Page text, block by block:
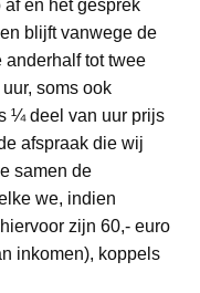
af en het gesprek
blijft vanwege de
anderhalf tot twee
soms ook
¼ deel van uur prijs
afspraak die wij
samen de
we, indien
zijn 60,- euro
inkomen), koppels